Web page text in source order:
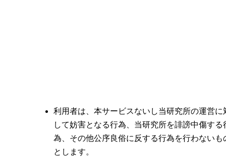
利用者は、本サービスないし当研究所の運営に
して妨害となる行為、当研究所を誹謗中傷する
為、その他公序良俗に反する行為を行わないも
とします。